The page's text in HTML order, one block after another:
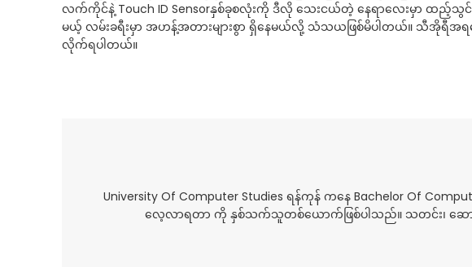
လက်ကိုင်နဲ့ Touch ID Sensorနှစ်ခုစလုံးကို ဒီလို သေးငယ်တဲ့ နေရာလေးမှာ ထည့်
မယ့် လမ်းခရီးမှာ အဟန့်အတားများစွာ ရှိနေမယ်လို့ သံသယဖြစ်မိပါတယ်။ သီအိုရီအ
လိုက်ရပါတယ်။
University Of Computer Studies ရန်ကုန် ကနေ Bachelor Of
လေ့လာရတာ ကို နှစ်သက်သူတစ်ယောက်ဖြစ်ပါသည်။ သတင်း၊ ဆောင်း